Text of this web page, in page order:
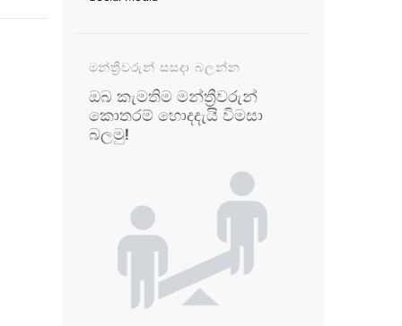
මන්ත්‍රීවරුන් සසදා බලන්න
ඔබ කැමතිම මන්ත්‍රීවරුන්
කොතරම් හොදදැයි විමසා
බලමු!